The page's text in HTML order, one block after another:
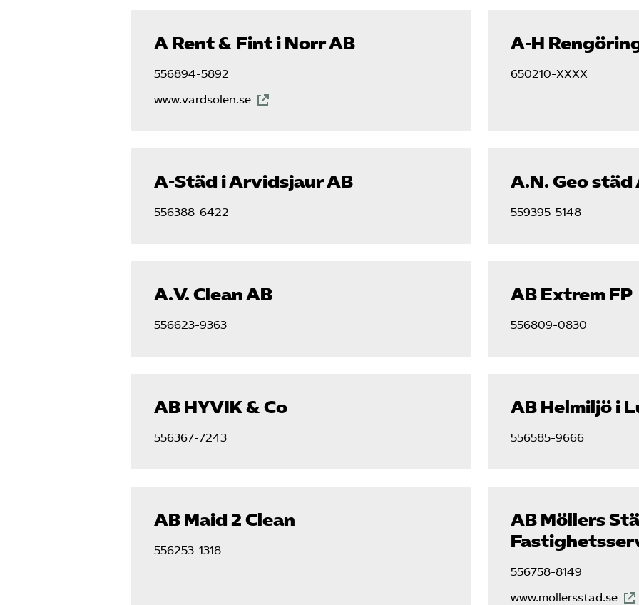
A Rent & Fint i Norr AB
556894-5892
www.vardsolen.se
A-H
650210-XXXX
A-Städ i Arvidsjaur AB
556388-6422
A.N. Geo städ
559395-5148
A.V. Clean AB
556623-9363
AB Extrem FP
556809-0830
AB HYVIK & Co
556367-7243
AB Helmiljö i
556585-9666
AB Maid 2 Clean
556253-1318
AB Möllers
556758-8149
www.mollersstad.se